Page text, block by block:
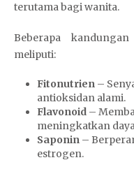
terutama bagi wanita.
Beberapa
meliputi:
Fitonutrien–
antioksidan alami.
Flavonoid–
meningkatkan
Saponin–
estrogen.